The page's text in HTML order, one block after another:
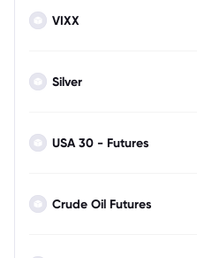
VIXX
Silver
USA 30 - Futures
Crude Oil Futures